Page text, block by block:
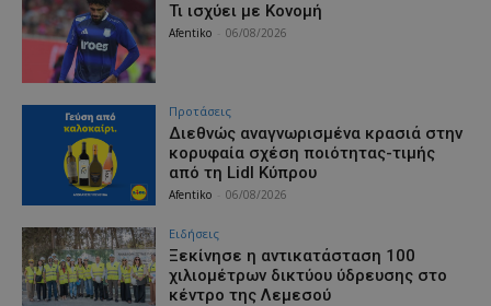
Τι ισχύει με Κονομή
Afentiko 06/08/2026
Προτάσεις
Διεθνώς αναγνωρισμένα κρασιά στην
κορυφαία σχέση ποιότητας-τιμής
από τη Lidl Κύπρου
Afentiko 06/08/2026
Ειδήσεις
Ξεκίνησε η αντικατάσταση 100
χιλιομέτρων δικτύου ύδρευσης στο
κέντρο της Λεμεσού